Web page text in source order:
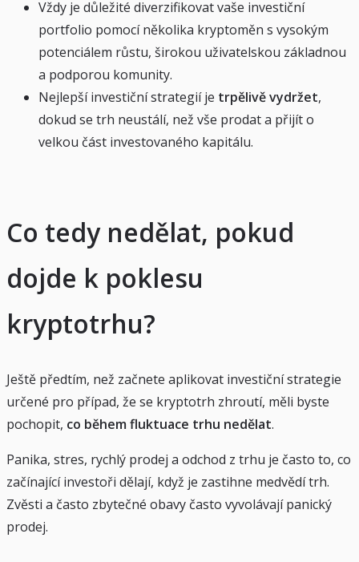
Vždy je důležité diverzifikovat vaše investiční
portfolio pomocí několika kryptoměn s vysokým
potenciálem růstu, širokou uživatelskou základnou
a podporou komunity.
Nejlepší investiční strategií je trpělivě vydržet,
dokud se trh neustálí, než vše prodat a přijít o
velkou část investovaného kapitálu.
Co tedy nedělat, pokud
dojde k poklesu
kryptotrhu?
Ještě předtím, než začnete aplikovat investiční strategie
určené pro případ, že se kryptotrh zhroutí, měli byste
pochopit, co během fluktuace trhu nedělat.
Panika, stres, rychlý prodej a odchod z trhu je často to, co
začínající investoři dělají, když je zastihne medvědí trh.
Zvěsti a často zbytečné obavy často vyvolávají panický
prodej.